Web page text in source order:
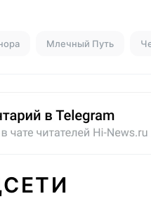
Млечный Путь